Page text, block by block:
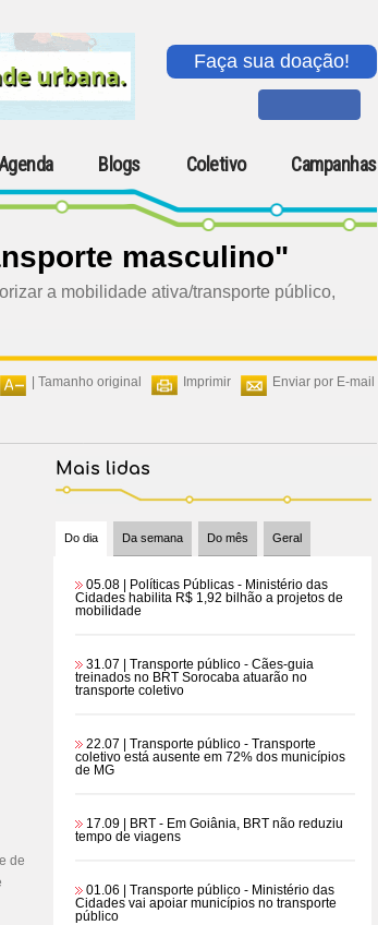
Faça sua doação!
Blogs Coletivo Campanhas
masculino"
a mobilidade ativa/transporte público,
Enviar por E-mail
Imprimir
Tamanho original
de
Mais lidas
Do dia Da semana Do mês Geral
05.08 | Políticas Públicas - Ministério das
Cidades habilita R$ 1,92 bilhão a projetos de
mobilidade
31.07 | Transporte público - Cães-guia
treinados no BRT Sorocaba atuarão no
transporte coletivo
22.07 | Transporte público - Transporte
coletivo está ausente em 72% dos municípios
de MG
17.09 | BRT - Em Goiânia, BRT não reduziu
tempo de viagens
01.06 | Transporte público - Ministério das
Cidades vai apoiar municípios no transporte
público